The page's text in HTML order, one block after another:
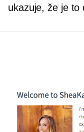
ukazuje, že je to